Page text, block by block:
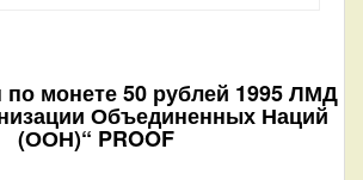
монете50 рублей 1995 ЛМД
Объединенных Наций
(ООН)“ PROOF